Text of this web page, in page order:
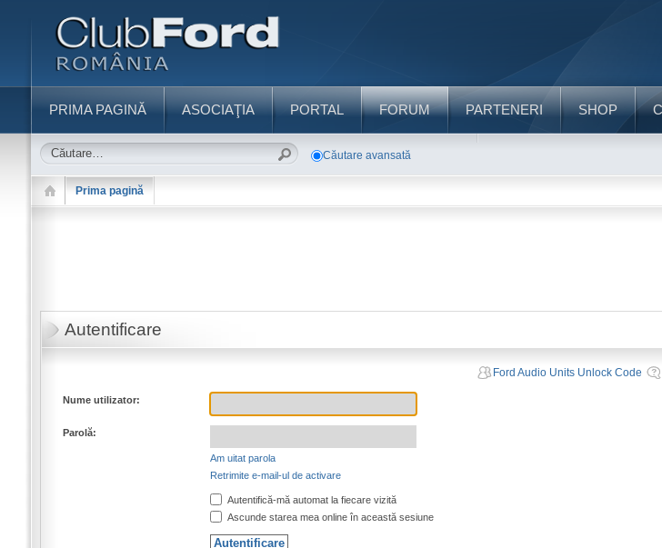
PRIMA PAGINĂ ASOCIAŢIA PORTAL FORUM PARTENERI SHOP
Căutare avansată
Prima pagină
Autentificare
Ford Audio Units Unlock Code
Nume utilizator:
Parolă:
Am uitat parola
Retrimite e-mail-ul de activare
Autentifică-mă automat la fiecare vizită
Ascunde starea mea online în această sesiune